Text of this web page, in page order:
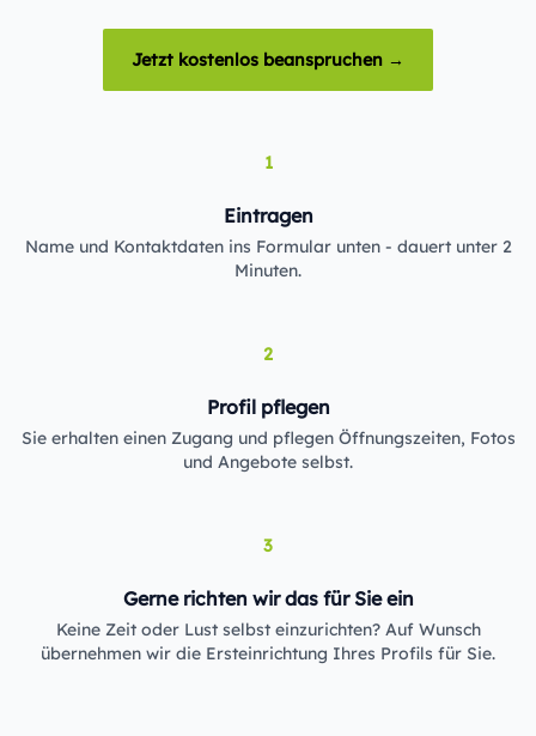
Jetzt kostenlos beanspruchen →
1
Eintragen
Name und Kontaktdaten ins Formular unten - dauert unter 2
Minuten.
2
Profil pflegen
Sie erhalten einen Zugang und pflegen Öffnungszeiten, Fotos
und Angebote selbst.
3
Gerne richten wir das für Sie ein
Keine Zeit oder Lust selbst einzurichten? Auf Wunsch
übernehmen wir die Ersteinrichtung Ihres Profils für Sie.